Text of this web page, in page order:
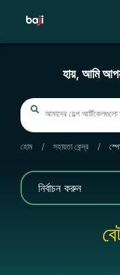
হায়, আমি
হোম / সহায়তা কেন্দ্র /